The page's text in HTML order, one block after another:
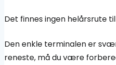
Det finnes ingen helårsrute
Den enkle terminalen er
reneste, må du være